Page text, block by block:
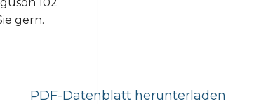
gern.
PDF-Datenblatt herunterladen